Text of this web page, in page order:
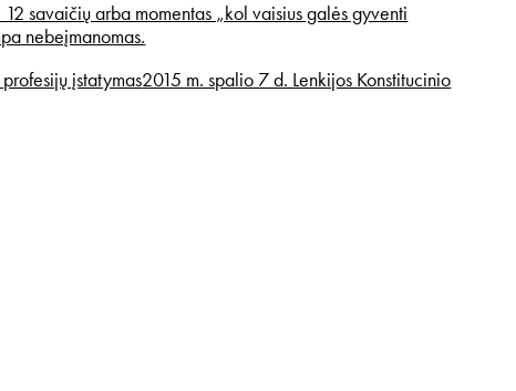
savaičių arba momentas „kol vaisius galės gyventi
nebeįmanomas.
įstatymas2015 m. spalio 7 d. Lenkijos Konstitucinio